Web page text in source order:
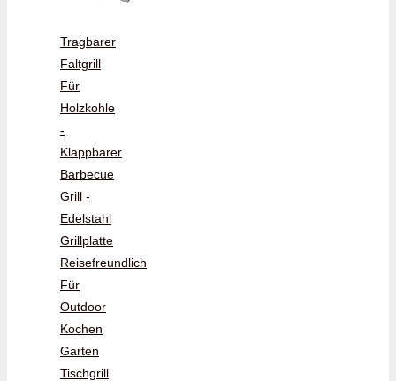
Tragbarer
Faltgrill
Für
Holzkohle
-
Klappbarer
Barbecue
Grill -
Edelstahl
Grillplatte
Reisefreundlich
Für
Outdoor
Kochen
Garten
Tischgrill